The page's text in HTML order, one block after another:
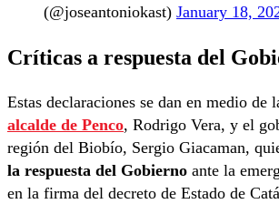
(@joseantoniokast) January 18,
Críticas a respuesta del
Estas declaraciones se dan en medio de
alcalde de Penco, Rodrigo Vera, y el
región del Biobío, Sergio Giacaman,
la respuesta del Gobierno ante la
en la firma del decreto de Estado de